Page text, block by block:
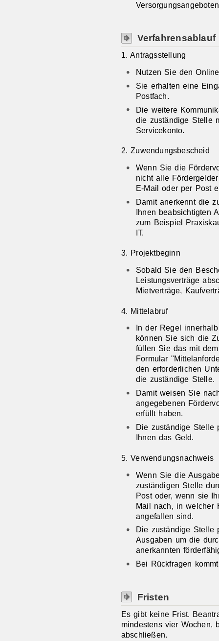
Verfahrensablauf
1. Antragsstellung
Nutzen Sie den
Sie erhalten eine
Postfach.
Die weitere
die zuständige Stelle
Servicekonto.
2. Zuwendungsbescheid
Wenn Sie die
nicht alle
E-Mail oder per Post
Damit anerkennt die
Ihnen beabsichtigten
zum Beispiel
IT.
3. Projektbeginn
Sobald Sie den
Leistungsverträge
Mietverträge,
4. Mittelabruf
In der Regel
können Sie sich die
füllen Sie das mit
Formular
den erforderlichen
die zuständige Stelle.
Damit weisen Sie
angegebenen
erfüllt haben.
Die zuständige Stelle
Ihnen das Geld.
5. Verwendungsnachweis
Wenn Sie die
zuständigen Stelle
Post oder, wenn sie
Mail nach, in welcher
angefallen sind.
Die zuständige Stelle
Ausgaben um die
anerkannten
Bei Rückfragen
Fristen
Es gibt keine Frist.
mindestens vier Wochen,
abschließen.